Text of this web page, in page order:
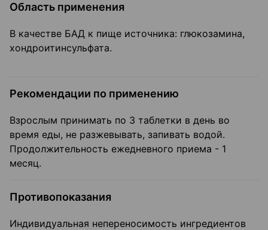
Область применения
В качестве БАД к пище источника: глюкозамина,
хондроитинсульфата.
Рекомендации по применению
Взрослым принимать по 3 таблетки в день во
время еды, не разжевывать, запивать водой.
Продолжительность ежедневного приема - 1
месяц.
Противопоказания
Индивидуальная непереносимость ингредиентов